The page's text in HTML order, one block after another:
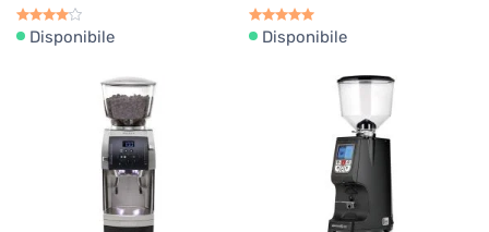
Disponibile Disponibile